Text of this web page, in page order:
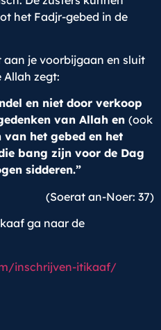
het Fadjr-gebed in de
aan je voorbijgaan en sluit
Allah zegt:
en niet door verkoop
van Allah en (ook
van het gebed en het
bang zijn voor de Dag
sidderen.”
(Soerat an-Noer: 37)
ga naar de
inschrijven-itikaaf/